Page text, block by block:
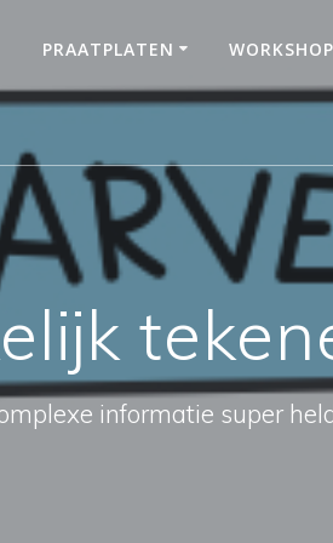
PRAATPLATEN
informatie super